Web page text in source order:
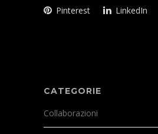
Pinterest
LinkedIn
CATEGORIE
Collaborazioni